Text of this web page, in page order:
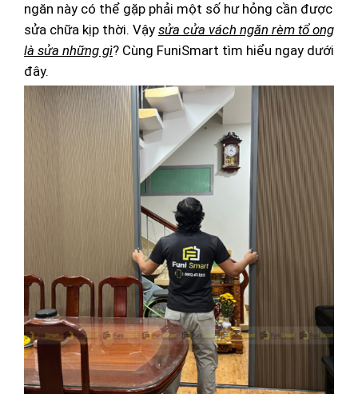
ngăn này có thể gặp phải một số hư hỏng cần được
sửa chữa kịp thời. Vậy sửa cửa vách ngăn rèm tổ ong
là sửa những gì? Cùng FuniSmart tìm hiểu ngay dưới
đây.